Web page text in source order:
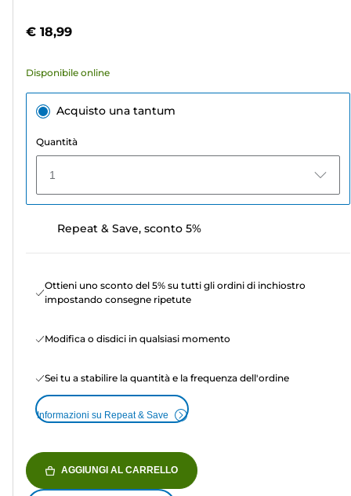
23
€ 18,99
Disponibile online
Acquisto una tantum
Quantità
1
Repeat & Save, sconto 5%
Ottieni uno sconto del 5% su tutti gli ordini di inchiostro
impostando consegne ripetute
Modifica o disdici in qualsiasi momento
Sei tu a stabilire la quantità e la frequenza dell'ordine
Informazioni su Repeat & Save
AGGIUNGI AL CARRELLO